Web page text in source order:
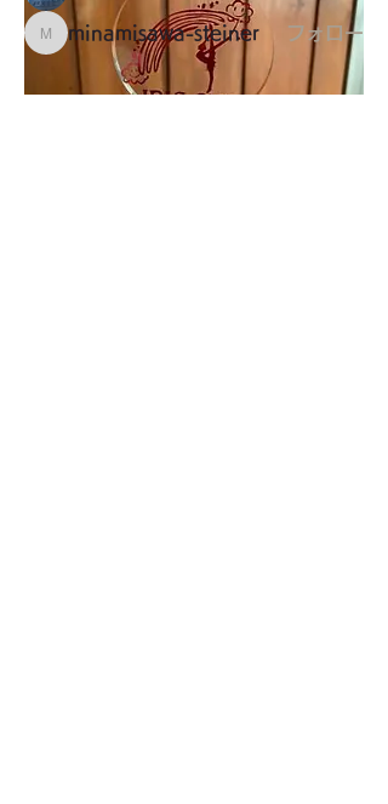
minamisawa-steiner
minamisawa-steiner
フォロー
すべてのメンバーを表示（8名）